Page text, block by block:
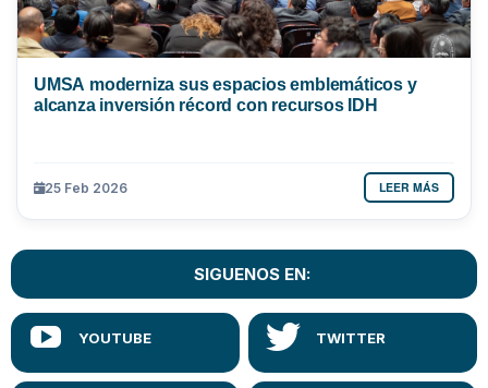
UMSA moderniza sus espacios emblemáticos y
alcanza inversión récord con recursos IDH
25 Feb 2026 LEER MÁS
SIGUENOS EN: